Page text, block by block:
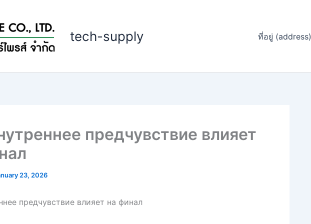
tech-supply ที่อยู่ (address)
предчувствие влияет
23, 2026
предчувствие влияет на финал